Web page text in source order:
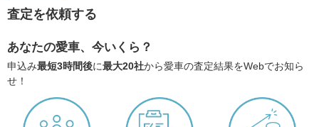
査定を依頼する
あなたの愛車、今いくら？
申込み最短3時間後に最大20社から愛車の査定結果をWebでお知ら
せ！